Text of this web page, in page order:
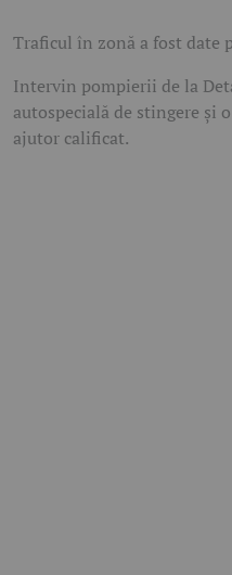
Traficul în zonă a fost date
Intervin pompierii de la
autospecială de stingere și
ajutor calificat.